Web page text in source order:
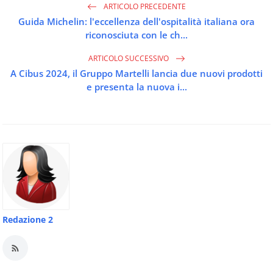
ARTICOLO PRECEDENTE
Guida Michelin: l'eccellenza dell'ospitalità italiana ora
riconosciuta con le ch...
ARTICOLO SUCCESSIVO
A Cibus 2024, il Gruppo Martelli lancia due nuovi prodotti
e presenta la nuova i...
Redazione 2